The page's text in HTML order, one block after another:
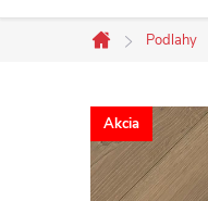
Domov
Podlahy
Akcia